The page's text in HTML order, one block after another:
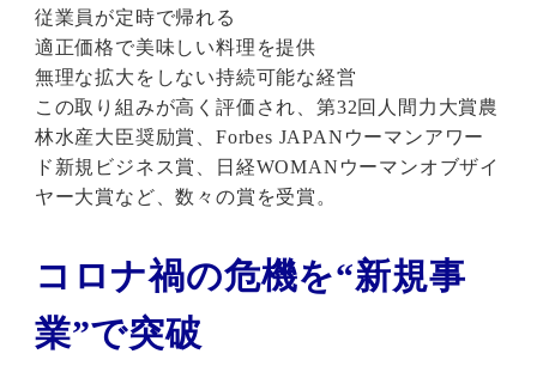
従業員が定時で帰れる
適正価格で美味しい料理を提供
無理な拡大をしない持続可能な経営
この取り組みが高く評価され、第32回人間力大賞農
林水産大臣奨励賞、Forbes JAPANウーマンアワー
ド新規ビジネス賞、日経WOMANウーマンオブザイ
ヤー大賞など、数々の賞を受賞。
コロナ禍の危機を“新規事
業”で突破